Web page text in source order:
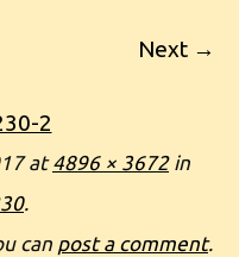
Next →
at4896 × 3672in
.
can post a comment.